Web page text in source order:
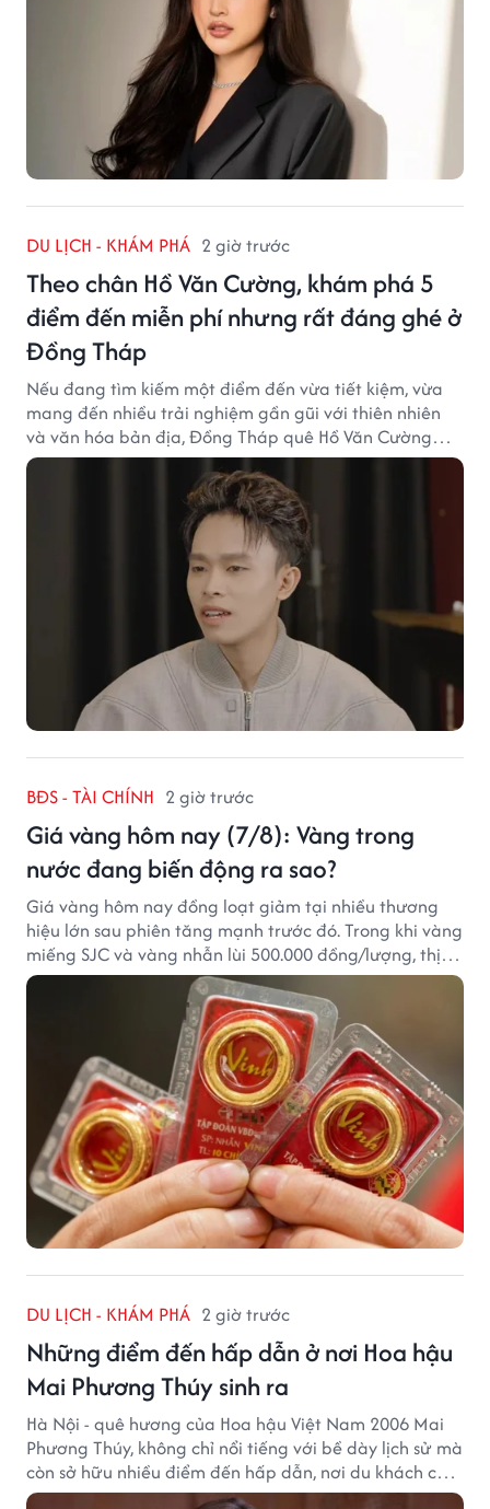
DU LỊCH - KHÁM PHÁ 2 giờ trước
Theo chân Hồ Văn Cường, khám phá 5
điểm đến miễn phí nhưng rất đáng ghé ở
Đồng Tháp
Nếu đang tìm kiếm một điểm đến vừa tiết kiệm, vừa
mang đến nhiều trải nghiệm gần gũi với thiên nhiên
và văn hóa bản địa, Đồng Tháp quê Hồ Văn Cường
chắc chắn là lựa chọn đáng cân nhắc.
BĐS - TÀI CHÍNH 2 giờ trước
Giá vàng hôm nay (7/8): Vàng trong
nước đang biến động ra sao?
Giá vàng hôm nay đồng loạt giảm tại nhiều thương
hiệu lớn sau phiên tăng mạnh trước đó. Trong khi vàng
miếng SJC và vàng nhẫn lùi 500.000 đồng/lượng, thị
trường vẫn duy trì mặt bằng giá cao, với sự chênh
lệch đáng kể giữa các doanh nghiệp.
DU LỊCH - KHÁM PHÁ 2 giờ trước
Những điểm đến hấp dẫn ở nơi Hoa hậu
Mai Phương Thúy sinh ra
Hà Nội - quê hương của Hoa hậu Việt Nam 2006 Mai
Phương Thúy, không chỉ nổi tiếng với bề dày lịch sử mà
còn sở hữu nhiều điểm đến hấp dẫn, nơi du khách có
thể cảm nhận trọn vẹn vẻ đẹp cổ kính xen lẫn nhịp